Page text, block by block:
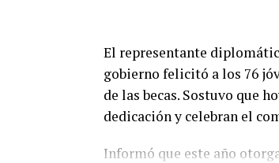
El representante
gobierno felicitó a los 76
de las becas. Sostuvo que
dedicación y celebran el
Informó que este año